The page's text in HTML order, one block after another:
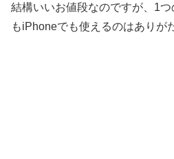
結構いいお値段なのですが、1
もiPhoneでも使えるのはありが